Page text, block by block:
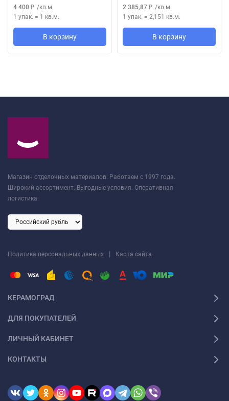
4 400 ₽ /кв.м.
1 упак. = 1 кв.м.
В корзину
2 385,87 ₽ /кв.м.
1 упак. = 2,151 кв.м.
В корзину
Магазин отделочных материалов. Работаем с 1997 года.
Широкий ассортимент. Выгодные условия. Оперативная
логистика.
Политика персональных данных | Карта сайта
КЕРАМОГРАД
ДЛЯ ПОКУПАТЕЛЕЙ
ЛИЧНЫЙ КАБИНЕТ
КОНТАКТЫ